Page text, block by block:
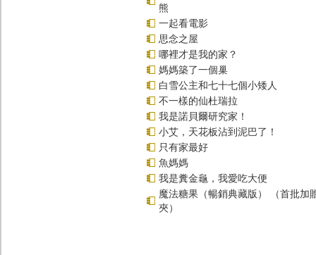
熊
一起看電影
思念之屋
哪裡才是我的家？
媽媽築了一個巢
白雪公主和七十七個小矮人
不一樣的仙杜瑞拉
我是諾貝爾研究家！
小艾，天花板沾到泥巴了！
只有家最好
魚媽媽
我是糞金龜，我愛吃大便
魔法糖果（暢銷典藏版） （首批加
夾）